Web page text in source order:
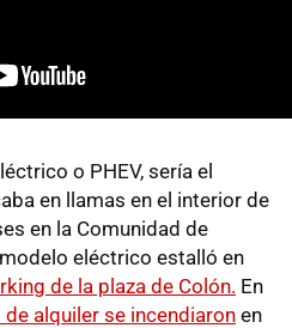
o PHEV, sería el
en llamas en el interior de
en la Comunidad de
eléctrico estalló en
de la plaza de Colón. En
de alquiler se incendiaron en